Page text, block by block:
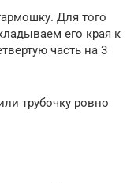
Для того
его края к
часть на 3
трубочку ровно